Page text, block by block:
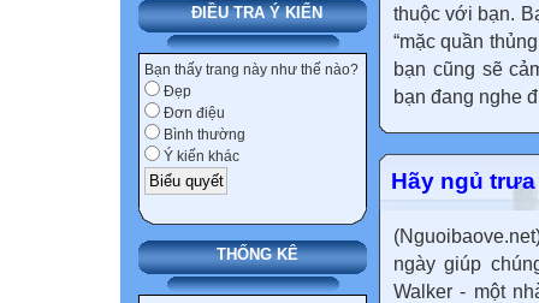
ĐIỀU TRA Ý KIẾN
Bạn thấy trang này như thế nào?
Đẹp
Đơn điệu
Bình thường
Ý kiến khác
THỐNG KÊ
thuộc với bạn.
“mặc quần
bạn cũng sẽ
bạn đang nghe
Hãy ngủ
ngày giúp
Walker - một